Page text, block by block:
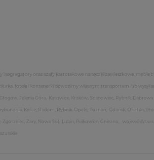
oraz szafy kartotekowe na teczki zawieszkowe, meble
fotele i kontenerki dowozimy własnym transportem lub
Jelenia Góra, Katowice, Kraków, Sosnowiec, Rybnik, Dąbrowa
Kielce, Radom, Rybnik, Opole, Poznań, Gdańsk, Olsztyn,
Żary, Nowa Sól, Lubin, Polkowice, Gniezno,